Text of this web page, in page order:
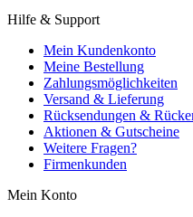
Hilfe & Support
Mein Kundenkonto
Meine Bestellung
Zahlungsmöglichkeiten
Versand & Lieferung
Rücksendungen &
Aktionen & Gutscheine
Weitere Fragen?
Firmenkunden
Mein Konto